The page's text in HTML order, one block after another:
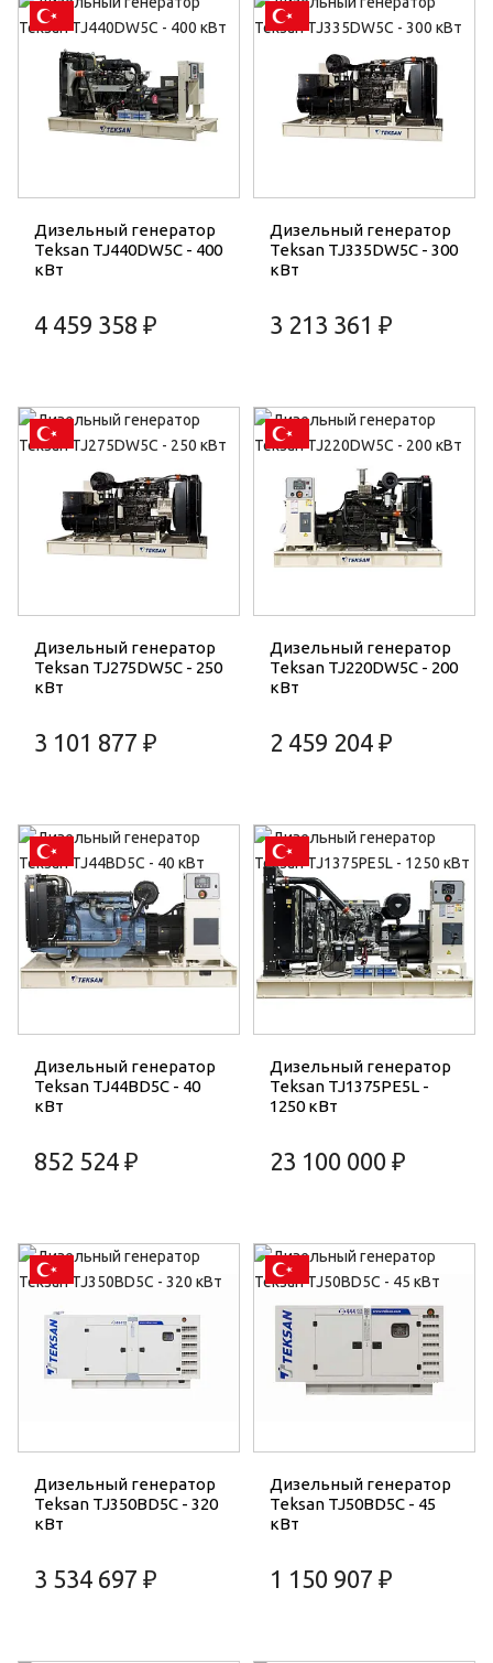
Дизельный генератор
Teksan TJ440DW5C - 400
кВт
4 459 358 ₽
Дизельный генератор
Teksan TJ335DW5C - 300
кВт
3 213 361 ₽
Дизельный генератор
Teksan TJ275DW5C - 250
кВт
3 101 877 ₽
Дизельный генератор
Teksan TJ220DW5C - 200
кВт
2 459 204 ₽
Дизельный генератор
Teksan TJ44BD5C - 40
кВт
852 524 ₽
Дизельный генератор
Teksan TJ1375PE5L -
1250 кВт
23 100 000 ₽
Дизельный генератор
Teksan TJ350BD5C - 320
кВт
3 534 697 ₽
Дизельный генератор
Teksan TJ50BD5C - 45
кВт
1 150 907 ₽